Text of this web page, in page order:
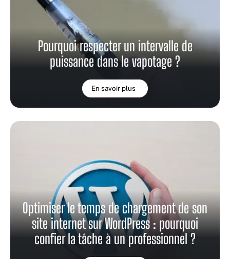
Pourquoi respecter un intervalle de
puissance dans le vapotage ?
En savoir plus
Optimiser le temps de chargement de son
site internet sur WordPress : pourquoi
confier la tâche à un professionnel ?